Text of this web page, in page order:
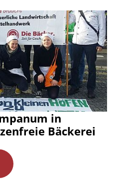
in
Bäckerei